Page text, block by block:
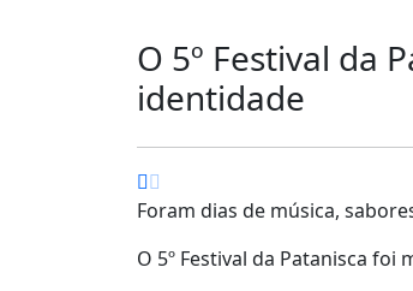
O 5º Festival da
identidade
Foram dias de música,
O 5º Festival da Patanisca